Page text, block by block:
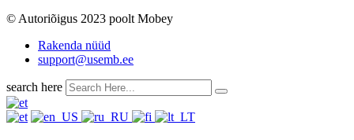
© Autoriõigus 2023 poolt Mobey
Rakenda nüüd
support@usemb.ee
search here